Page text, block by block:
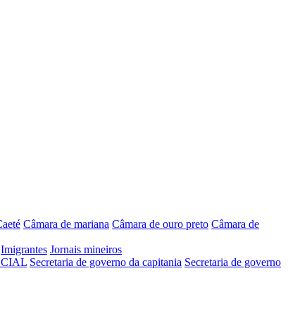
Câmara de mariana Câmara de ouro preto Câmara de
Imigrantes Jornais mineiros
Secretaria de governo da capitania Secretaria de governo